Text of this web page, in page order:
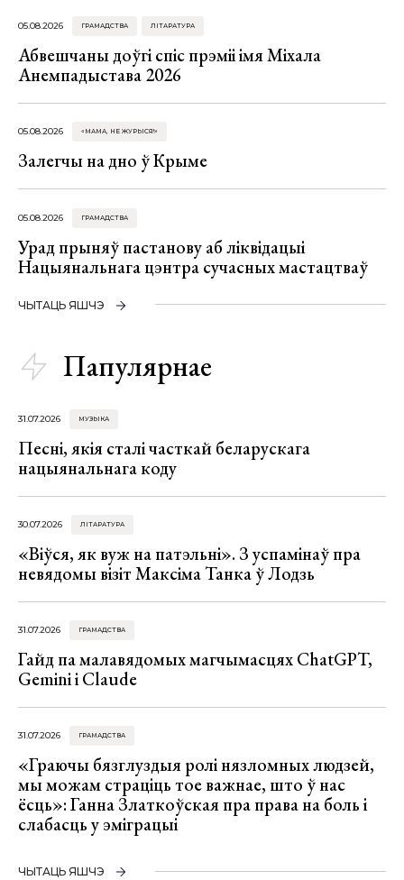
05.08.2026 ГРАМАДСТВА ЛІТАРАТУРА
Абвешчаны доўгі спіс прэміі імя Міхала
Анемпадыстава 2026
05.08.2026 «МАМА, НЕ ЖУРЫСЯ!»
Залегчы на дно ў Крыме
05.08.2026 ГРАМАДСТВА
Урад прыняў пастанову аб ліквідацыі
Нацыянальнага цэнтра сучасных мастацтваў
ЧЫТАЦЬ ЯШЧЭ
Папулярнае
31.07.2026 МУЗЫКА
Песні, якія сталі часткай беларускага
нацыянальнага коду
30.07.2026 ЛІТАРАТУРА
«Віўся, як вуж на патэльні». З успамінаў пра
невядомы візіт Максіма Танка ў Лодзь
31.07.2026 ГРАМАДСТВА
Гайд па малавядомых магчымасцях ChatGPT,
Gemini і Claude
31.07.2026 ГРАМАДСТВА
«Граючы бязглуздыя ролі нязломных людзей,
мы можам страціць тое важнае, што ў нас
ёсць»: Ганна Златкоўская пра права на боль і
слабасць у эміграцыі
ЧЫТАЦЬ ЯШЧЭ